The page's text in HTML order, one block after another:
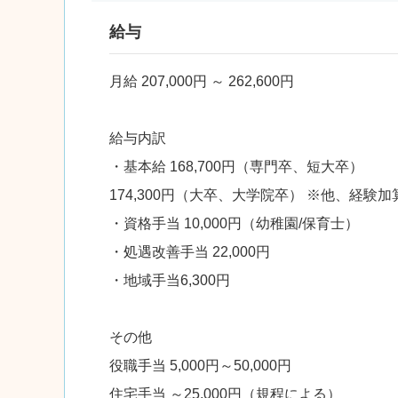
給与
月給 207,000円 ～ 262,600円
給与内訳
・基本給 168,700円（専門卒、短大卒）
174,300円（大卒、大学院卒） ※他、経験加
・資格手当 10,000円（幼稚園/保育士）
・処遇改善手当 22,000円
・地域手当6,300円
その他
役職手当 5,000円～50,000円
住宅手当 ～25,000円（規程による）